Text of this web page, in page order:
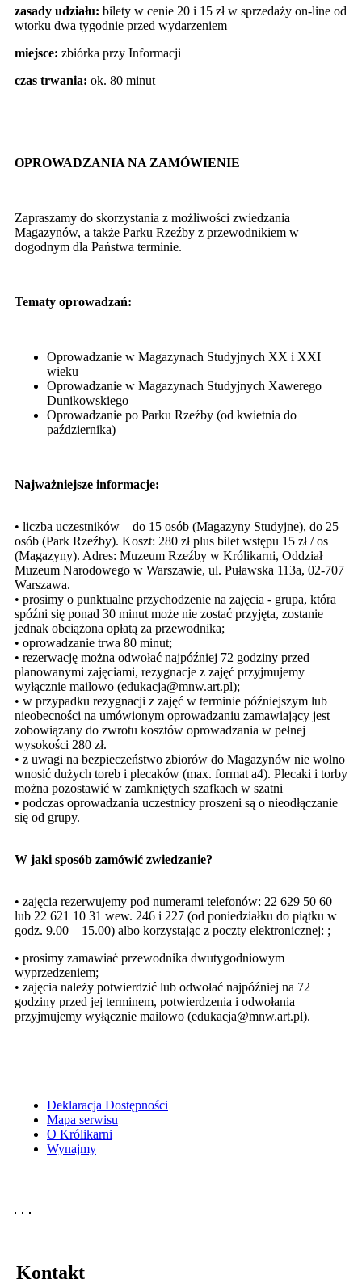
zasady udziału: bilety w cenie 20 i 15 zł w sprzedaży on-line od
wtorku dwa tygodnie przed wydarzeniem
miejsce: zbiórka przy Informacji
czas trwania: ok. 80 minut
OPROWADZANIA NA ZAMÓWIENIE
Zapraszamy do skorzystania z możliwości zwiedzania
Magazynów, a także Parku Rzeźby z przewodnikiem w
dogodnym dla Państwa terminie.
Tematy oprowadzań:
Oprowadzanie w Magazynach Studyjnych XX i XXI
wieku
Oprowadzanie w Magazynach Studyjnych Xawerego
Dunikowskiego
Oprowadzanie po Parku Rzeźby (od kwietnia do
października)
Najważniejsze informacje:
• liczba uczestników – do 15 osób (Magazyny Studyjne), do 25
osób (Park Rzeźby). Koszt: 280 zł plus bilet wstępu 15 zł / os
(Magazyny). Adres: Muzeum Rzeźby w Królikarni, Oddział
Muzeum Narodowego w Warszawie, ul. Puławska 113a, 02-707
Warszawa.
• prosimy o punktualne przychodzenie na zajęcia - grupa, która
spóźni się ponad 30 minut może nie zostać przyjęta, zostanie
jednak obciążona opłatą za przewodnika;
• oprowadzanie trwa 80 minut;
• rezerwację można odwołać najpóźniej 72 godziny przed
planowanymi zajęciami, rezygnacje z zajęć przyjmujemy
wyłącznie mailowo (edukacja@mnw.art.pl);
• w przypadku rezygnacji z zajęć w terminie późniejszym lub
nieobecności na umówionym oprowadzaniu zamawiający jest
zobowiązany do zwrotu kosztów oprowadzania w pełnej
wysokości 280 zł.
• z uwagi na bezpieczeństwo zbiorów do Magazynów nie wolno
wnosić dużych toreb i plecaków (max. format a4). Plecaki i torby
można pozostawić w zamkniętych szafkach w szatni
• podczas oprowadzania uczestnicy proszeni są o nieodłączanie
się od grupy.
W jaki sposób zamówić zwiedzanie?
• zajęcia rezerwujemy pod numerami telefonów: 22 629 50 60
lub 22 621 10 31 wew. 246 i 227 (od poniedziałku do piątku w
godz. 9.00 – 15.00) albo korzystając z poczty elektronicznej: ;
• prosimy zamawiać przewodnika dwutygodniowym
wyprzedzeniem;
• zajęcia należy potwierdzić lub odwołać najpóźniej na 72
godziny przed jej terminem, potwierdzenia i odwołania
przyjmujemy wyłącznie mailowo (edukacja@mnw.art.pl).
Deklaracja Dostępności
Mapa serwisu
O Królikarni
Wynajmy
Kontakt